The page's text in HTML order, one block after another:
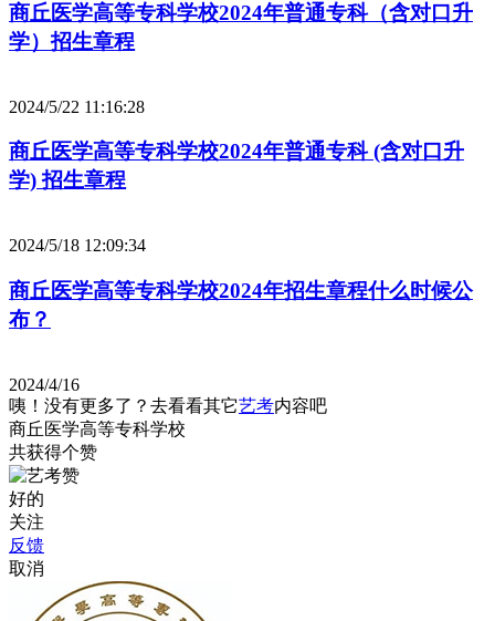
商丘医学高等专科学校2024年普通专科（含对口升
学）招生章程
2024/5/22 11:16:28
商丘医学高等专科学校2024年普通专科 (含对口升
学) 招生章程
2024/5/18 12:09:34
商丘医学高等专科学校2024年招生章程什么时候公
布？
2024/4/16
咦！没有更多了？去看看其它艺考内容吧
商丘医学高等专科学校
共获得个赞
好的
关注
反馈
取消